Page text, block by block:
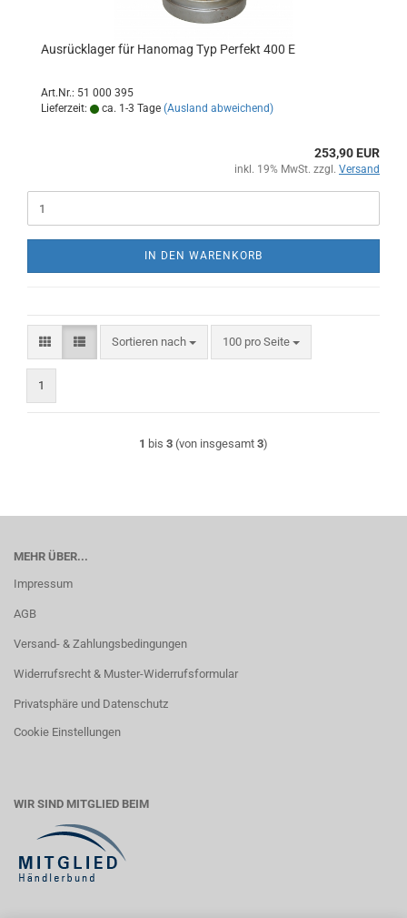
Ausrücklager für Hanomag Typ Perfekt 400 E
Art.Nr.: 51 000 395
Lieferzeit:
ca. 1-3 Tage (Ausland abweichend)
253,90 EUR
inkl. 19% MwSt. zzgl. Versand
IN DEN WARENKORB
Sortieren nach
Sortieren nach 100 pro Seite
pro Seite
1
1 bis 3 (von insgesamt 3)
MEHR ÜBER...
Impressum
AGB
Versand- & Zahlungsbedingungen
Widerrufsrecht & Muster-Widerrufsformular
Privatsphäre und Datenschutz
Cookie Einstellungen
WIR SIND MITGLIED BEIM